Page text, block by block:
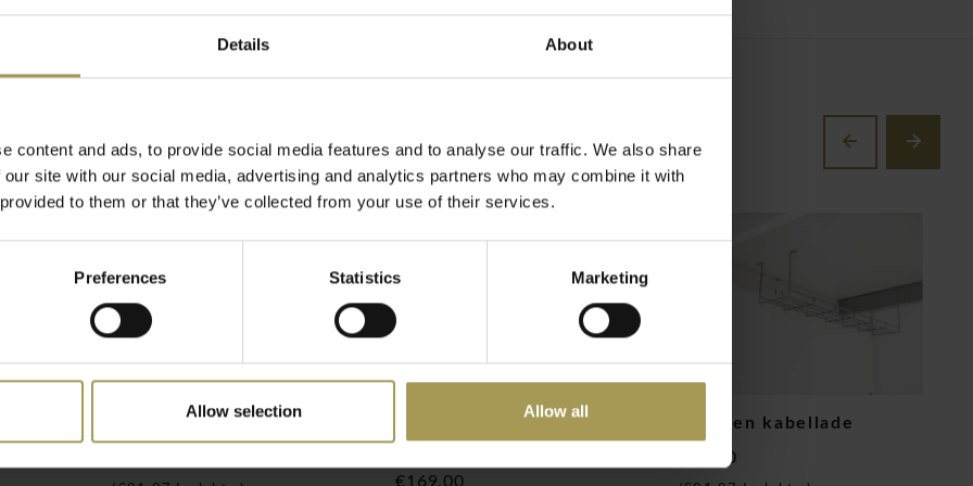
Details About
content and ads, to provide social media features and to analyse our traffic. We also share
site with our social media, advertising and analytics partners who may combine it with
to them or that they’ve collected from your use of their services.
Preferences Statistics Marketing
Allow selection Allow all
midden met klep of
€1.500 netto
160 en 180 cm, telkens
is het bureau
om meerdere
of projectinrichting.
van 25 mm en
stabiele en slijtvaste
De combinatie met een
stevige basis, zonder
Cableworm verticaal
Twin scheidingswand
bureau
€169,00
Metalen kabellade
€67,00